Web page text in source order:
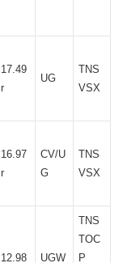
17.49
r
UG
TNS
VSX
16.97
r
CV/U
G
TNS
VSX
12.98 UGW
TNS
TOC
P